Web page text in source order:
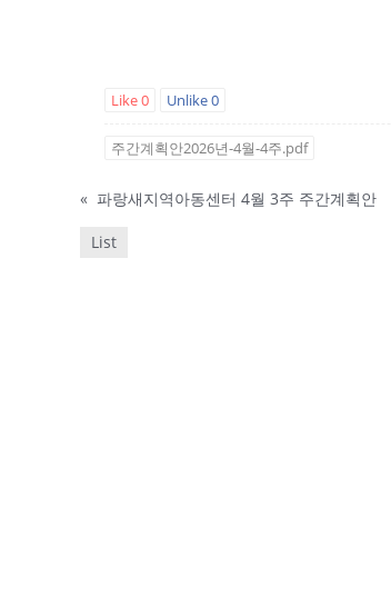
Like0 Unlike0
주간계획안2026년-4월-4주.pdf
« 파랑새지역아동센터 4월 3주 주간계획안
List